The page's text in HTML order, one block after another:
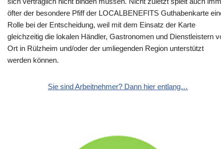
öfter der besondere Pfiff der LOCALBENEFITS Guthabenkarte
Rolle bei der Entscheidung, weil mit dem Einsatz der Karte
gleichzeitig die lokalen Händler, Gastronomen und Dienstleistern
Ort in Rülzheim und/oder der umliegenden Region unterstützt
werden können.
Sie sind Arbeitnehmer? Dann hier entlang…